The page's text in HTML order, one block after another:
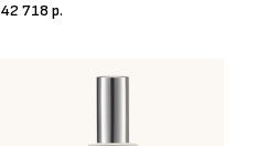
42 718 р.